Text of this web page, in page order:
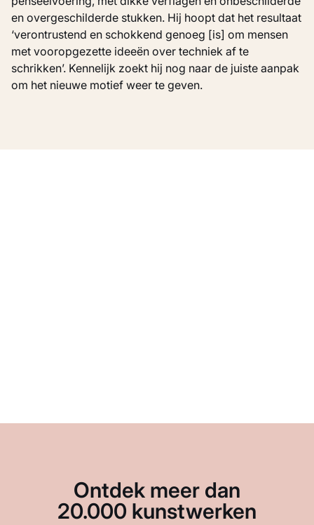
en overgeschilderde stukken. Hij hoopt dat het resultaat
‘verontrustend en schokkend genoeg [is] om mensen
met vooropgezette ideeën over techniek af te
schrikken’. Kennelijk zoekt hij nog naar de juiste aanpak
om het nieuwe motief weer te geven.
Ontdek meer dan
20.000 kunstwerken